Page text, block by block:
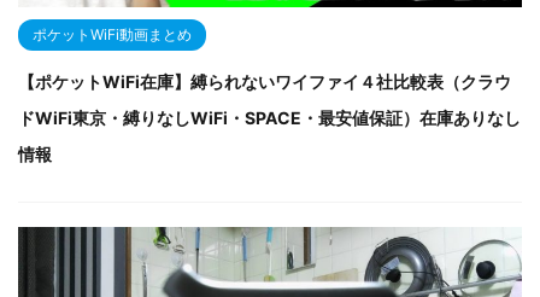
ポケットWiFi動画まとめ
【ポケットWiFi在庫】縛られないワイファイ４社比較表（クラウ
ドWiFi東京・縛りなしWiFi・SPACE・最安値保証）在庫ありなし
情報